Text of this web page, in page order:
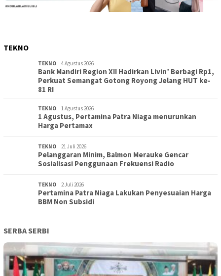
TEKNO
TEKNO 4 Agustus 2026
Bank Mandiri Region XII Hadirkan Livin’ Berbagi Rp1,
Perkuat Semangat Gotong Royong Jelang HUT ke-
81 RI
TEKNO 1 Agustus 2026
1 Agustus, Pertamina Patra Niaga menurunkan
Harga Pertamax
TEKNO 21 Juli 2026
Pelanggaran Minim, Balmon Merauke Gencar
Sosialisasi Penggunaan Frekuensi Radio
TEKNO 2 Juli 2026
Pertamina Patra Niaga Lakukan Penyesuaian Harga
BBM Non Subsidi
SERBA SERBI